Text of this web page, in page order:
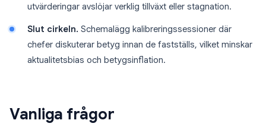
utvärderingar avslöjar verklig tillväxt eller stagnation.
Slut cirkeln. Schemalägg kalibreringssessioner där
chefer diskuterar betyg innan de fastställs, vilket minskar
aktualitetsbias och betygsinflation.
Vanliga frågor